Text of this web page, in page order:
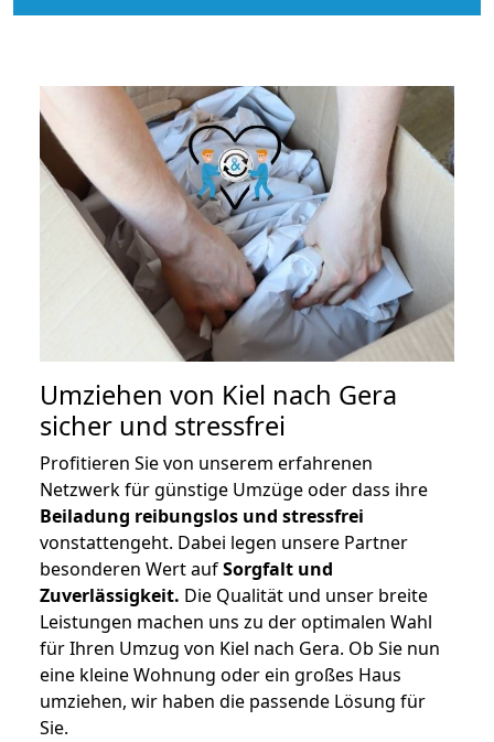
Umziehen von Kiel nach Gera
sicher und stressfrei
Profitieren Sie von unserem erfahrenen
Netzwerk für günstige Umzüge oder dass ihre
Beiladung reibungslos und stressfrei
vonstattengeht. Dabei legen unsere Partner
besonderen Wert aufSorgfalt und
Zuverlässigkeit. Die Qualität und unser breite
Leistungen machen uns zu der optimalen Wahl
für Ihren Umzug von Kiel nach Gera. Ob Sie nun
eine kleine Wohnung oder ein großes Haus
umziehen, wir haben die passende Lösung für
Sie.